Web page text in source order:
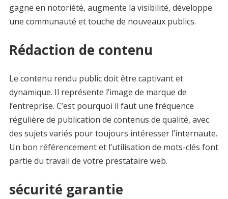
gagne en notoriété, augmente la visibilité, développe
une communauté et touche de nouveaux publics.
Rédaction de contenu
Le contenu rendu public doit être captivant et
dynamique. Il représente l’image de marque de
l’entreprise. C’est pourquoi il faut une fréquence
régulière de publication de contenus de qualité, avec
des sujets variés pour toujours intéresser l’internaute.
Un bon référencement et l’utilisation de mots-clés font
partie du travail de votre prestataire web.
sécurité garantie